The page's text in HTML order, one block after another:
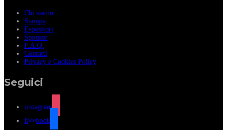
Chi siamo
Stampa
Espositori
Sponsor
F.A.Q.
Contatti
Privacy e Cookies Policy
Seguici
instagram
facebook